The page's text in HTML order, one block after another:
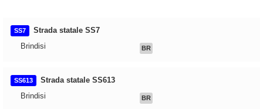
SS7
Strada statale SS7
Brindisi
BR
SS613
Strada statale SS613
Brindisi
BR